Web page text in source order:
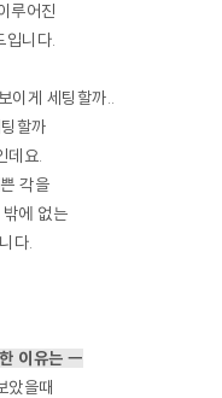
루어진
입니다.
이게 세팅할까..
할까
데요.
각을
에 없는
다.
이유는 ㅡ
았을때